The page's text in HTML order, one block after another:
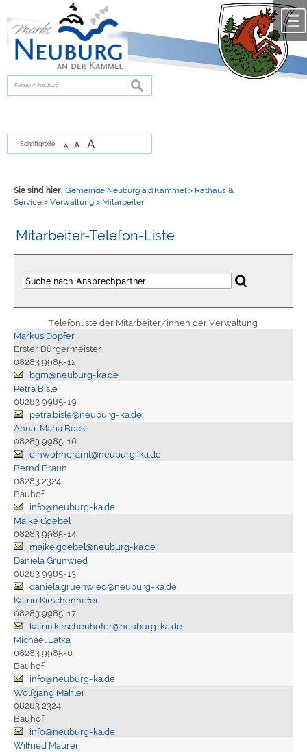
zur Navigationoder
springen.
suchen
Schriftgröße A A A
Sie sind hier: Gemeinde Neuburg a.d.Kammel > Rathaus &
Service> Verwaltung> Mitarbeiter
Mitarbeiter-Telefon-Liste
Telefonliste der Mitarbeiter/innen der Verwaltung
Markus Dopfer
Erster Bürgermeister
08283 9985-12
bgm@neuburg-ka.de
Petra Bisle
08283 9985-19
petra.bisle@neuburg-ka.de
Anna-Maria Böck
08283 9985-16
einwohneramt@neuburg-ka.de
Bernd Braun
08283 2324
Bauhof
info@neuburg-ka.de
Maike Goebel
08283 9985-14
maike.goebel@neuburg-ka.de
Daniela Grünwied
08283 9985-13
daniela.gruenwied@neuburg-ka.de
Katrin Kirschenhofer
08283 9985-17
katrin.kirschenhofer@neuburg-ka.de
Michael Latka
08283 9985-0
Bauhof
info@neuburg-ka.de
Wolfgang Mahler
08283 2324
Bauhof
info@neuburg-ka.de
Wilfried Maurer